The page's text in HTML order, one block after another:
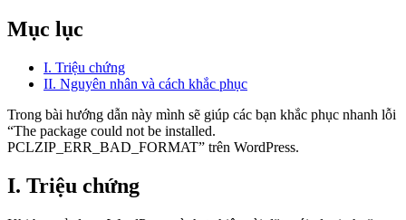
Mục lục
I. Triệu chứng
II. Nguyên nhân và cách khắc phục
Trong bài hướng dẫn này mình sẽ giúp các bạn khắc phục nhanh lỗi
“The package could not be installed.
PCLZIP_ERR_BAD_FORMAT” trên WordPress.
I. Triệu chứng